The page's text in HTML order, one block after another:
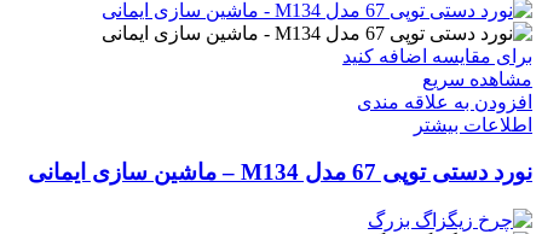
برای مقایسه اضافه کنید
مشاهده سریع
افزودن به علاقه مندی
اطلاعات بیشتر
نورد دستی توپی 67 مدل M134 – ماشین سازی ایمانی